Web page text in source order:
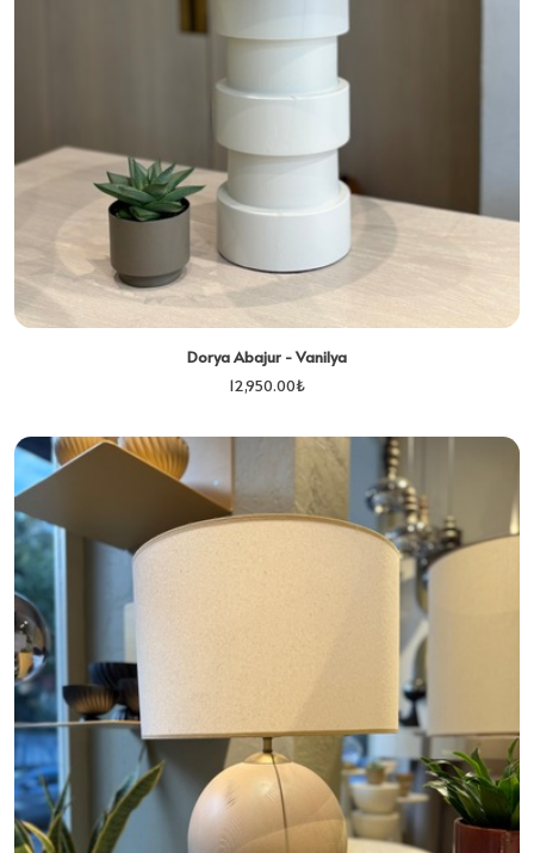
Dorya Abajur - Vanilya
12,950.00₺